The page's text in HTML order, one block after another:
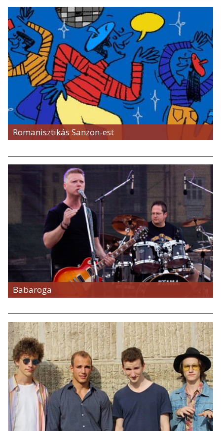
Romanisztikás Sanzon-est
Babaroga